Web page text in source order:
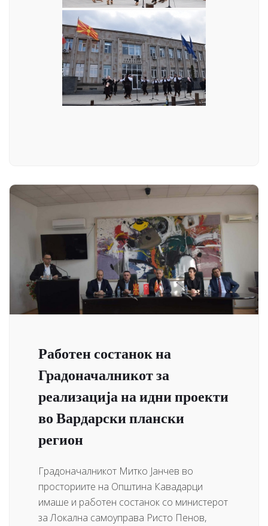
Работен состанок на
Градоначалникот за
реализација на идни проекти
во Вардарски плански
регион
Градоначалникот Митко Јанчев во
просториите на Општина Кавадарци
имаше и работен состанок со министерот
за Локална самоуправа Ристо Пенов,